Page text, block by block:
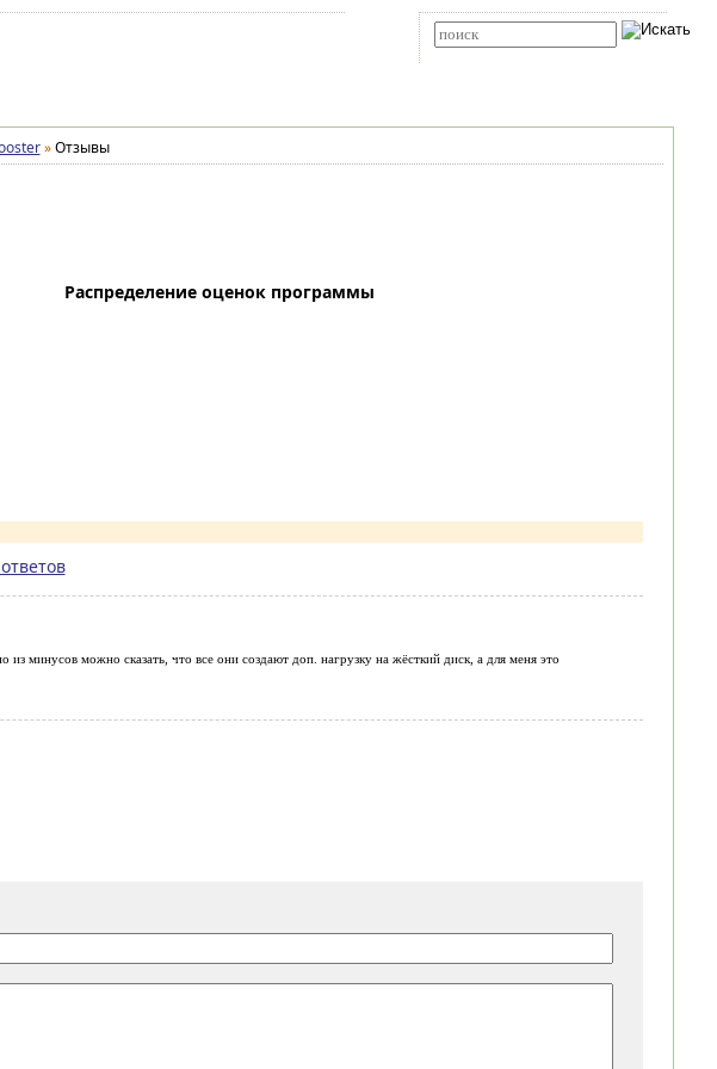
» Отзывы
Распределение оценок программы
минусов можно сказать, что все они создают доп. нагрузку на жёсткий диск, а для меня это